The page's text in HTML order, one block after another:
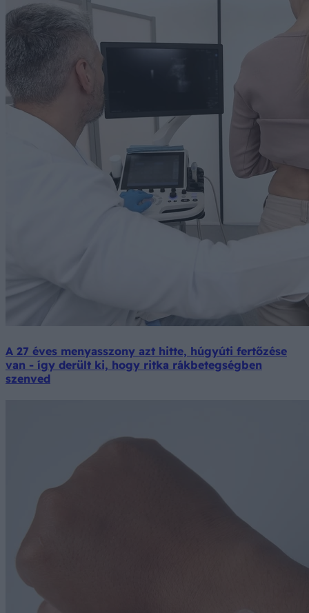
A 27 éves menyasszony azt hitte, húgyúti fertőzése
van - így derült ki, hogy ritka rákbetegségben
szenved